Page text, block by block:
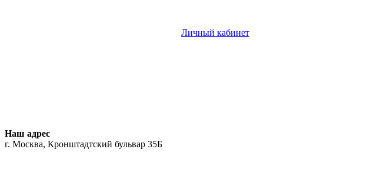
Личный кабинет
Наш адрес
г. Москва, Кронштадтский бульвар 35Б